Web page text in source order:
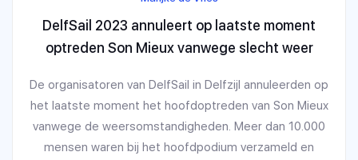
DelfSail 2023 annuleert op laatste moment
optreden Son Mieux vanwege slecht weer
De organisatoren van DelfSail in Delfzijl annuleerden op
het laatste moment het hoofdoptreden van Son Mieux
vanwege de weersomstandigheden. Meer dan 10.000
mensen waren bij het hoofdpodium verzameld en